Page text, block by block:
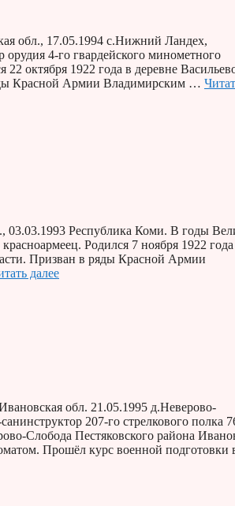
обл., 17.05.1994 с.Нижний Ландех,
4-го гвардейского минометного
октября 1922 года в деревне
Красной Армии Владимирским …
03.03.1993 Республика Коми. В годы
Родился 7 ноября 1922 года
Призван в ряды Красной Армии
далее
обл. 21.05.1995 д.Неверово-
207-го стрелкового полка
Слобода Пестяковского района
Прошёл курс военной подготовки